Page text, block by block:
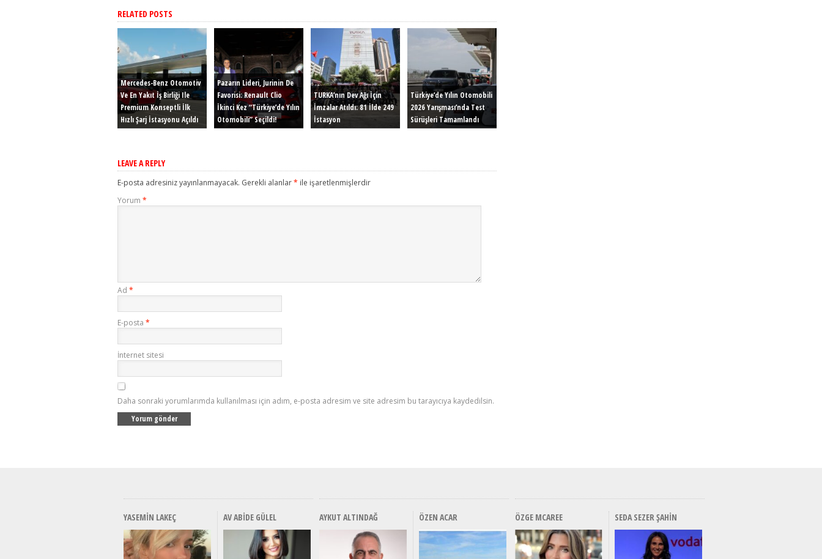
RELATED POSTS
Mercedes-Benz Otomotiv
Ve En Yakıt İş Birliği Ile
Premium Konseptli İlk
Hızlı Şarj İstasyonu Açıldı
Pazarın Lideri, Jurinin De
Favorisi: Renault Clio
İkinci Kez “Türkiye’de Yılın
Otomobili” Seçildi!
TURKA’nın Dev Ağı İçin
İmzalar Atıldı: 81 İlde 249
İstasyon
Türkiye’de Yılın Otomobili
2026 Yarışması’nda Test
Sürüşleri Tamamlandı
LEAVE A REPLY
E-posta adresiniz yayınlanmayacak. Gerekli alanlar* ile işaretlenmişlerdir
Yorum *
Ad *
E-posta *
İnternet sitesi
Daha sonraki yorumlarımda kullanılması için adım, e-posta adresim ve site adresim bu tarayıcıya kaydedilsin.
YASEMIN LAKEÇ AV ABIDE GÜLEL AYKUT ALTINDAĞ ÖZEN ACAR ÖZGE MCAREE SEDA SEZER ŞAHIN